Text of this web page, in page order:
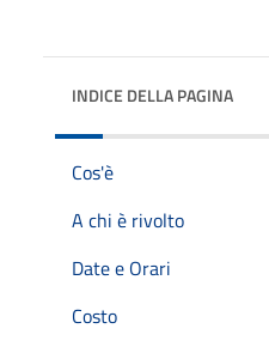
INDICE DELLA PAGINA
Cos'è
A chi è rivolto
Date e Orari
Costo